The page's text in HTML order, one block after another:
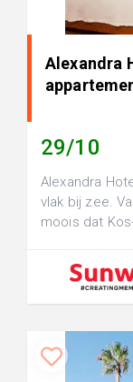
Alexandra
29/10
Alexandra
vlak bij zee.
moois dat